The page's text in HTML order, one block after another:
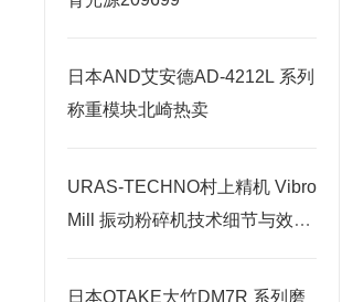
日本AND艾安德AD-4212L 系列
称重模块北崎热卖
URAS-TECHNO村上精机 Vibro
Mill 振动粉碎机技术细节与效率
日本OTAKE大竹DM7R 系列磨